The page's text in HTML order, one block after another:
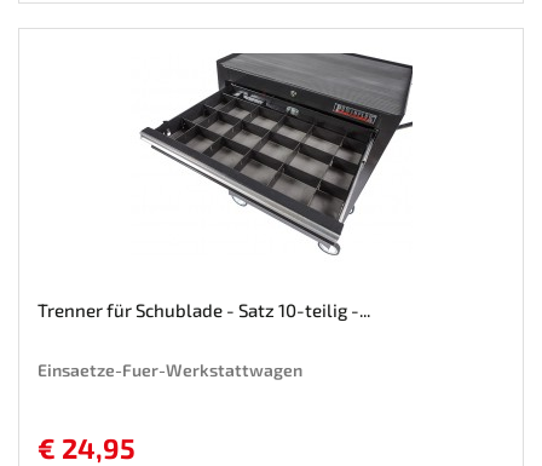
Trenner für Schublade - Satz 10-teilig -...
Einsaetze-Fuer-Werkstattwagen
€ 24,95